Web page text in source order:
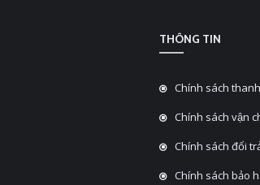
THÔNG TIN
Chính sách
Chính sách vận
Chính sách đổi
Chính sách bảo